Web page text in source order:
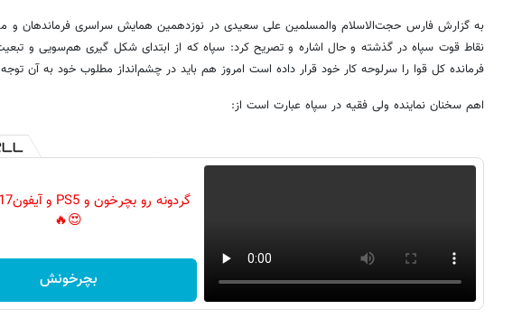
به گزارش فارس حجت‌الاسلام والمسلمین علی سعیدی در نوزدهمین همایش سراسری فرماندهان و
نقاط قوت سپاه در گذشته و حال اشاره و تصریح کرد: سپاه که از ابتدای شکل گیری هم‌سویی و
فرمانده کل قوا را سرلوحه کار خود قرار داده است امروز هم باید در چشم‌انداز مطلوب خود به آن
اهم سخنان نماینده ولی فقیه در سپاه عبارت است از:
😍🔥
بچرخونش